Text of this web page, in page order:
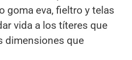
goma eva, fieltro y telas
vida a los títeres que
dimensiones que